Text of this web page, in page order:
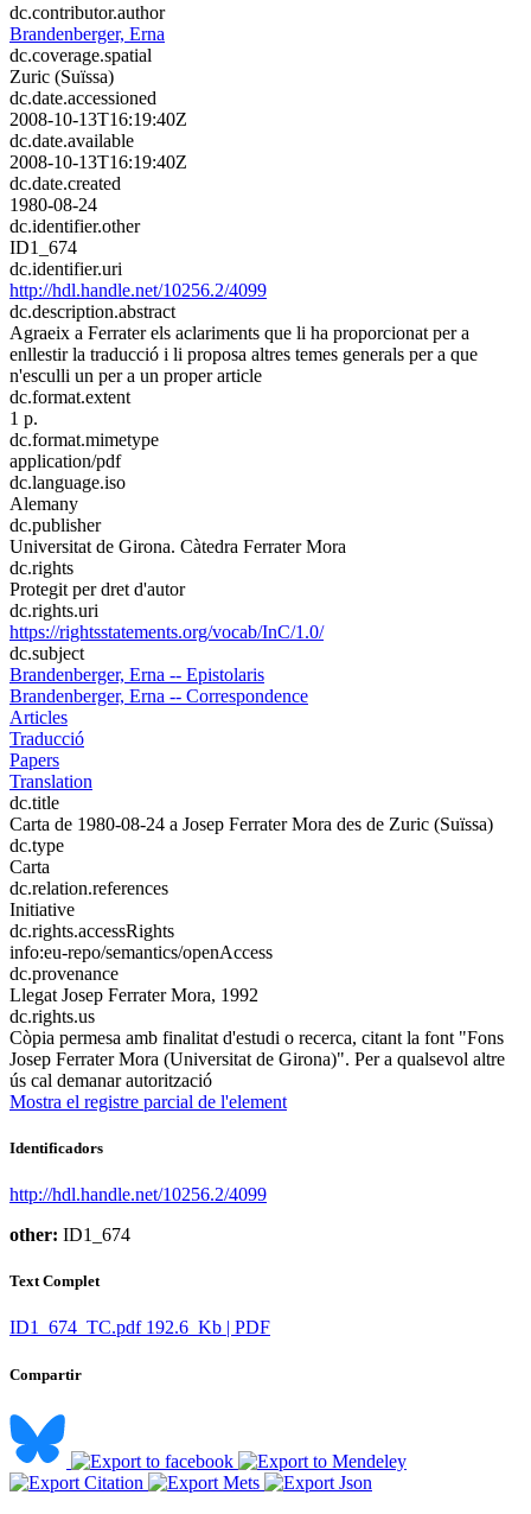
dc.contributor.author
Brandenberger, Erna
dc.coverage.spatial
Zuric (Suïssa)
dc.date.accessioned
2008-10-13T16:19:40Z
dc.date.available
2008-10-13T16:19:40Z
dc.date.created
1980-08-24
dc.identifier.other
ID1_674
dc.identifier.uri
http://hdl.handle.net/10256.2/4099
dc.description.abstract
Agraeix a Ferrater els aclariments que li ha proporcionat per a
enllestir la traducció i li proposa altres temes generals per a que
n'esculli un per a un proper article
dc.format.extent
1 p.
dc.format.mimetype
application/pdf
dc.language.iso
Alemany
dc.publisher
Universitat de Girona. Càtedra Ferrater Mora
dc.rights
Protegit per dret d'autor
dc.rights.uri
https://rightsstatements.org/vocab/InC/1.0/
dc.subject
Brandenberger, Erna -- Epistolaris
Brandenberger, Erna -- Correspondence
Articles
Traducció
Papers
Translation
dc.title
Carta de 1980-08-24 a Josep Ferrater Mora des de Zuric (Suïssa)
dc.type
Carta
dc.relation.references
Initiative
dc.rights.accessRights
info:eu-repo/semantics/openAccess
dc.provenance
Llegat Josep Ferrater Mora, 1992
dc.rights.us
Còpia permesa amb finalitat d'estudi o recerca, citant la font "Fons
Josep Ferrater Mora (Universitat de Girona)". Per a qualsevol altre
ús cal demanar autorització
Mostra el registre parcial de l'element
Identificadors
http://hdl.handle.net/10256.2/4099
other: ID1_674
Text Complet
ID1_674_TC.pdf 192.6 Kb | PDF
Compartir